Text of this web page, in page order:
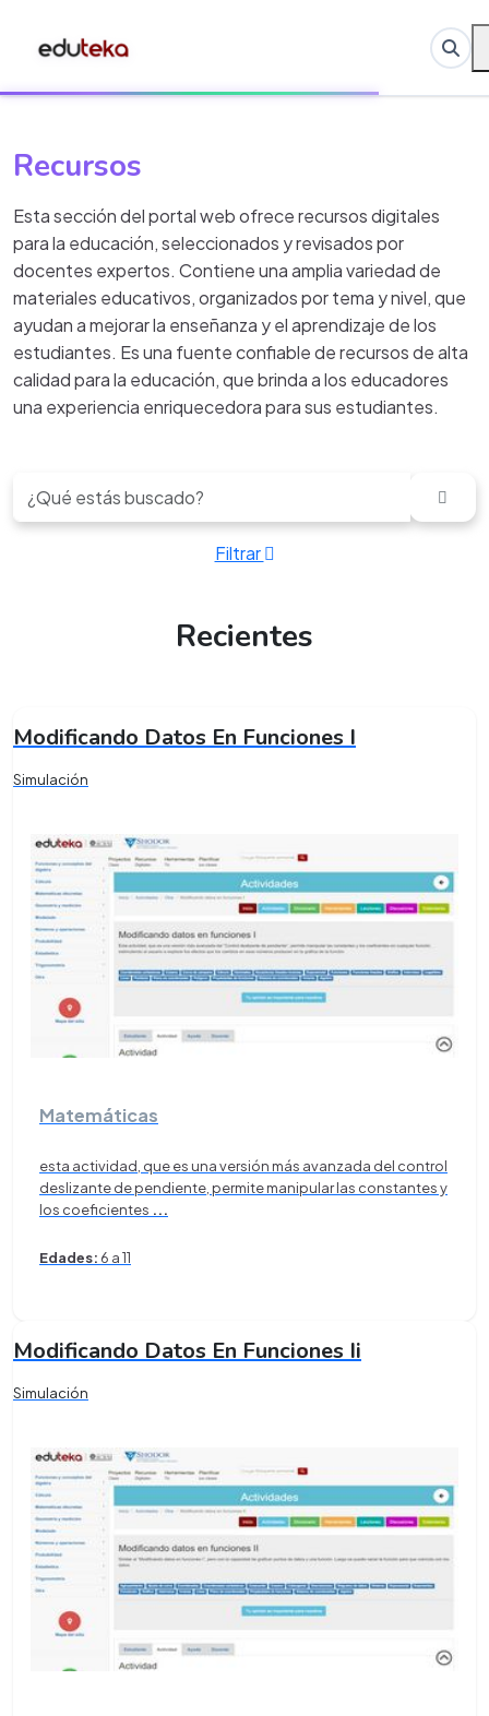
Recursos
Esta sección del portal web ofrece recursos digitales
para la educación, seleccionados y revisados por
docentes expertos. Contiene una amplia variedad de
materiales educativos, organizados por tema y nivel, que
ayudan a mejorar la enseñanza y el aprendizaje de los
estudiantes. Es una fuente confiable de recursos de alta
calidad para la educación, que brinda a los educadores
una experiencia enriquecedora para sus estudiantes.
Filtrar
Recientes
Modificando Datos En Funciones I
Simulación
Matemáticas
esta actividad, que es una versión más avanzada del control
deslizante de pendiente, permite manipular las constantes y
los coeficientes ...
Edades: 6 a 11
Modificando Datos En Funciones Ii
Simulación